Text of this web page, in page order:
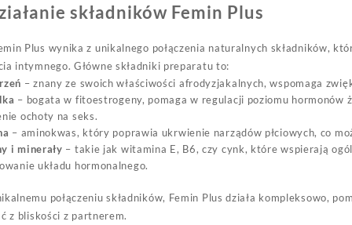
składników Femin Plus
Plus wynika z unikalnego połączenia naturalnych składników,
intymnego. Główne składniki preparatu to:
– znany ze swoich właściwości afrodyzjakalnych, wspomaga
– bogata w fitoestrogeny, pomaga w regulacji poziomu
ochoty na seks.
– aminokwas, który poprawia ukrwienie narządów płciowych, co
i minerały – takie jak witamina E, B6, czy cynk, które wspierają
układu hormonalnego.
połączeniu składników, Femin Plus działa kompleksowo,
z bliskości z partnerem.